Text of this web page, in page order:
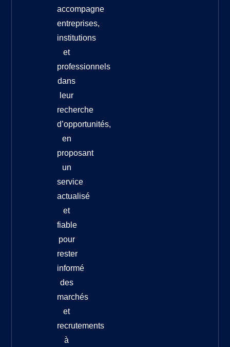
accompagne
entreprises,
institutions
et
professionnels
dans
leur
recherche
d’opportunités,
en
proposant
un
service
actualisé
et
fiable
pour
rester
informé
des
marchés
et
recrutements
à